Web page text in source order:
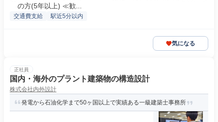
の方(5年以上) ≪歓...
交通費支給 駅近5分以内
気になる
正社員
国内・海外のプラント建築物の構造設計
株式会社内外設計
発電から石油化学まで50ヶ国以上で実績ある一級建築士事務所